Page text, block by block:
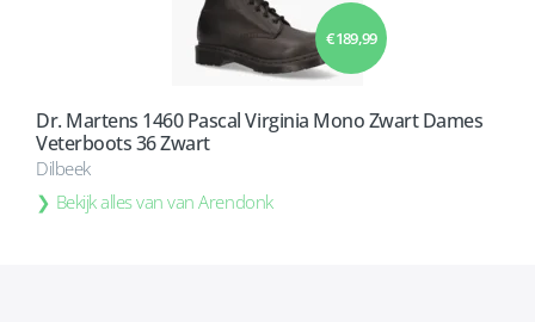
€ 189,99
Dr. Martens 1460 Pascal Virginia Mono Zwart Dames
Veterboots 36 Zwart
Dilbeek
Bekijk alles van van Arendonk